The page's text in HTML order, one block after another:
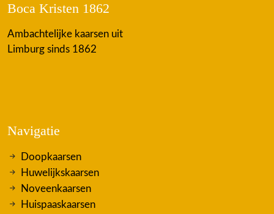
Boca Kristen 1862
Ambachtelijke kaarsen uit
Limburg sinds 1862
Navigatie
Doopkaarsen
Huwelijkskaarsen
Noveenkaarsen
Huispaaskaarsen